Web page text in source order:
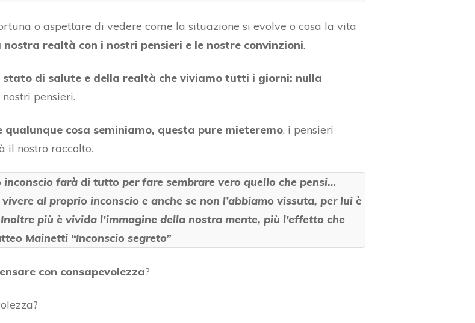
o aspettare di vedere come la situazione si evolve o cosa la vita
realtà con i nostri pensieri e le nostre convinzioni.
stato di salute e della realtà che viviamo tutti i giorni: nulla
pensieri.
qualunque cosa seminiamo, questa pure mieteremo, i pensieri
il nostro raccolto.
farà di tutto per fare sembrare vero quello che pensi…
al proprio inconscio e anche se non l’abbiamo vissuta, per lui è
più è vivida l’immagine della nostra mente, più l’effetto che
Mainetti “Inconscio segreto”
con consapevolezza?